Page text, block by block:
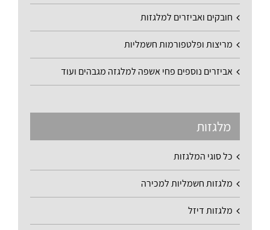
חובקים ואביזרים למלגזות
מריצות ופלטפורמות חשמליות
אביזרים נוספים פחי אשפה למלגזה מגבהים ועוד
מלגזות
כל סוגי המלגזות
מלגזות חשמליות למכירה
מלגזות דיזל